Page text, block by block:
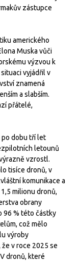
zástupce
amerického
Muska vůči
výzvou k
vyjádřil v
znamená
a slabším.
přátelé,
po dobu tří let
letounů
vzrostl.
tisíce dronů, v
komunikace a
milionu dronů,
obrany
96 % této částky
což mělo
výroby
v roce 2025 se
dronů, které